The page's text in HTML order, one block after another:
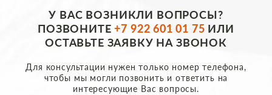
У ВАС ВОЗНИКЛИ ВОПРОСЫ?
ПОЗВОНИТЕ+7 922 601 01 75 ИЛИ
ОСТАВЬТЕ ЗАЯВКУ НА ЗВОНОК
Для консультации нужен только номер телефона,
чтобы мы могли позвонить и ответить на
интересующие Вас вопросы.